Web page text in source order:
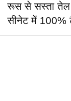
रूस से सस्ता तेल
सीनेट में 100%